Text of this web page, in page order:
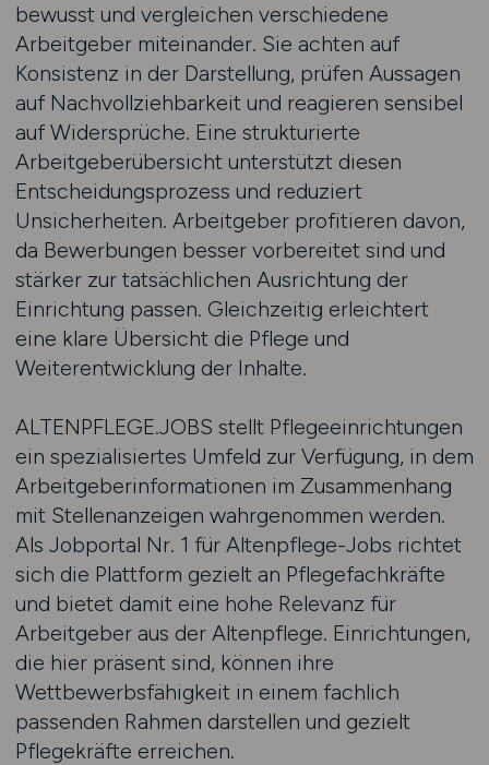
bewusst und vergleichen verschiedene
Arbeitgeber miteinander. Sie achten auf
Konsistenz in der Darstellung, prüfen Aussagen
auf Nachvollziehbarkeit und reagieren sensibel
auf Widersprüche. Eine strukturierte
Arbeitgeberübersicht unterstützt diesen
Entscheidungsprozess und reduziert
Unsicherheiten. Arbeitgeber profitieren davon,
da Bewerbungen besser vorbereitet sind und
stärker zur tatsächlichen Ausrichtung der
Einrichtung passen. Gleichzeitig erleichtert
eine klare Übersicht die Pflege und
Weiterentwicklung der Inhalte.
ALTENPFLEGE.JOBS stellt Pflegeeinrichtungen
ein spezialisiertes Umfeld zur Verfügung, in dem
Arbeitgeberinformationen im Zusammenhang
mit Stellenanzeigen wahrgenommen werden.
Als Jobportal Nr. 1 für Altenpflege-Jobs richtet
sich die Plattform gezielt an Pflegefachkräfte
und bietet damit eine hohe Relevanz für
Arbeitgeber aus der Altenpflege. Einrichtungen,
die hier präsent sind, können ihre
Wettbewerbsfähigkeit in einem fachlich
passenden Rahmen darstellen und gezielt
Pflegekräfte erreichen.